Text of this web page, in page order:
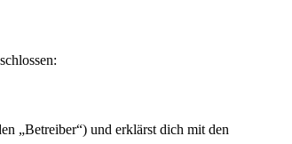
„Betreiber“) und erklärst dich mit den